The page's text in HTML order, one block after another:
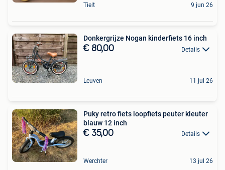
Tielt 9 jun 26
Donkergrijze Nogan kinderfiets 16 inch
€ 80,00 Details
Leuven 11 jul 26
Puky retro fiets loopfiets peuter kleuter
blauw 12 inch
€ 35,00 Details
Werchter 13 jul 26